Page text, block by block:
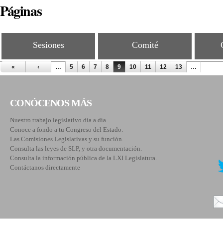
Páginas
Sesiones Comité
« ‹ … 5 6 7 8 9 10 11 12 13 …
CONÓCENOS MÁS
Nuestro trabajo legislativo día a día.
Conoce a fondo a tu Congreso del Estado.
Las Comisiones Legislativas y su función.
Consulta las leyes de SLP, y otra documentación.
Consulta la información pública de la LXI Legislatura.
Contáctanos directamente